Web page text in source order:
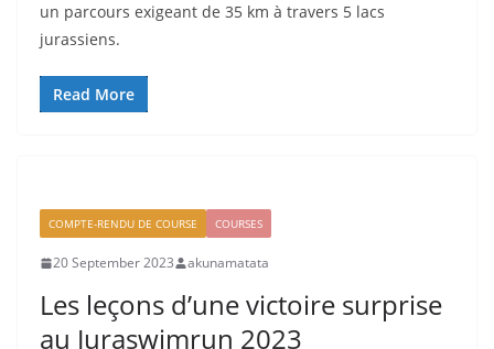
un parcours exigeant de 35 km à travers 5 lacs
jurassiens.
Read More
COMPTE-RENDU DE COURSE COURSES
20 September 2023 akunamatata
Les leçons d’une victoire surprise
au Juraswimrun 2023